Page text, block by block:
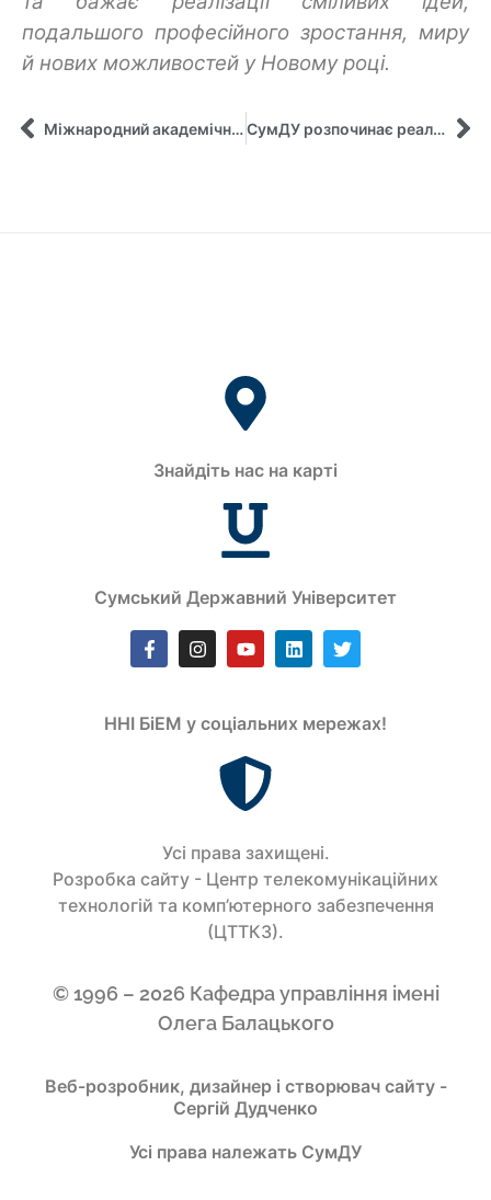
подальшого професійного зростання, миру
й нових можливостей у Новому році.
Міжнародний академічний досвід студентки спеціальності «Менеджмент» СумДУ СумДУ розпочинає реалізацію проєкту ALMEX
Знайдіть нас на карті
Сумський Державний Університет
ННІ БіЕМ у соціальних мережах!
Усi права захищенi.
Розробка сайту - Центр телекомунікаційних
технологій та комп’ютерного забезпечення
(ЦТТКЗ).
© 1996 – 2026 Кафедра управління імені
Олега Балацького
Веб-розробник, дизайнер і створювач сайту -
Сергій Дудченко
Усі права належать СумДУ